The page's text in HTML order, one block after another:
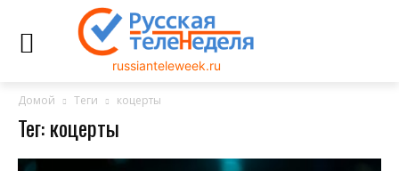
russianteleweek.ru
Домой Теги коцерты
Тег: коцерты